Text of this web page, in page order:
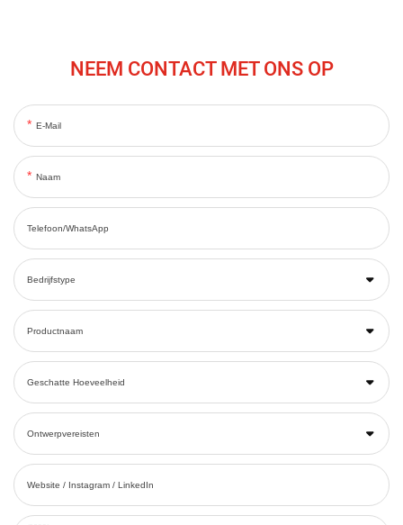
NEEM CONTACT MET ONS OP
E-Mail
Naam
Telefoon/WhatsApp
Bedrijfstype
Productnaam
Geschatte Hoeveelheid
Ontwerpvereisten
Website / Instagram / LinkedIn